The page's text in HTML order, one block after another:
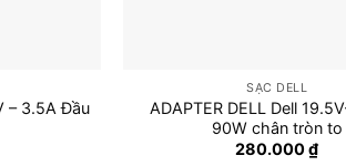
– 3.5A Đầu
SẠC DELL
ADAPTER DELL Dell
90W chân tròn to
280.000₫